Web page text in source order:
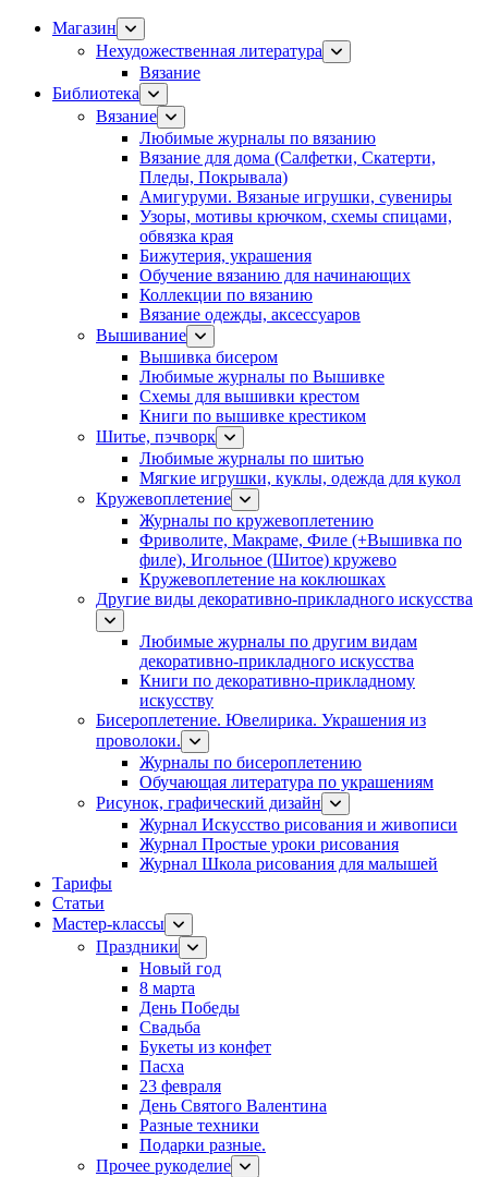
Магазин
Нехудожественная литература
Вязание
Библиотека
Вязание
Любимые журналы по вязанию
Вязание для дома (Салфетки, Скатерти,
Пледы, Покрывала)
Амигуруми. Вязаные игрушки, сувениры
Узоры, мотивы крючком, схемы спицами,
обвязка края
Бижутерия, украшения
Обучение вязанию для начинающих
Коллекции по вязанию
Вязание одежды, аксессуаров
Вышивание
Вышивка бисером
Любимые журналы по Вышивке
Схемы для вышивки крестом
Книги по вышивке крестиком
Шитье, пэчворк
Любимые журналы по шитью
Мягкие игрушки, куклы, одежда для кукол
Кружевоплетение
Журналы по кружевоплетению
Фриволите, Макраме, Филе (+Вышивка по
филе), Игольное (Шитое) кружево
Кружевоплетение на коклюшках
Другие виды декоративно-прикладного искусства
Любимые журналы по другим видам
декоративно-прикладного искусства
Книги по декоративно-прикладному
искусству
Бисероплетение. Ювелирика. Украшения из
проволоки.
Журналы по бисероплетению
Обучающая литература по украшениям
Рисунок, графический дизайн
Журнал Искусство рисования и живописи
Журнал Простые уроки рисования
Журнал Школа рисования для малышей
Тарифы
Статьи
Мастер-классы
Праздники
Новый год
8 марта
День Победы
Свадьба
Букеты из конфет
Пасха
23 февраля
День Святого Валентина
Разные техники
Подарки разные.
Прочее рукоделие